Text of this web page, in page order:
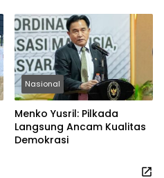
Nasional
Menko Yusril: Pilkada
Langsung Ancam Kualitas
Demokrasi